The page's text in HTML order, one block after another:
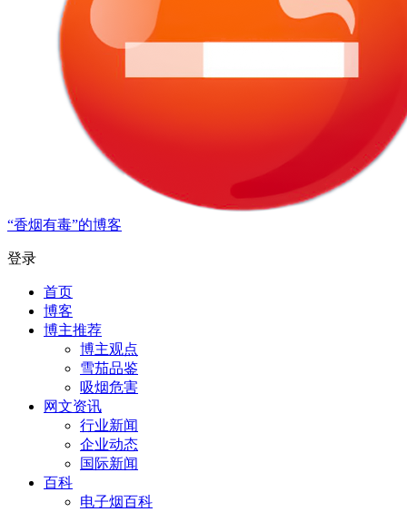
“香烟有毒”的博客
登录
首页
博客
博主推荐
博主观点
雪茄品鉴
吸烟危害
网文资讯
行业新闻
企业动态
国际新闻
百科
电子烟百科